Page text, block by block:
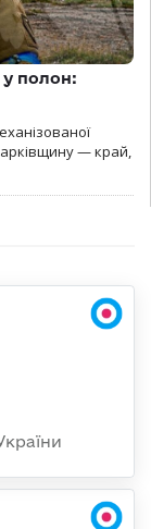
у полон:
— край,